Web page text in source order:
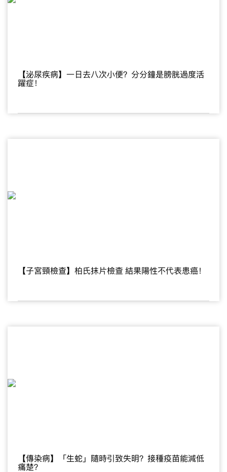
【泌尿疾病】一日去八次小便？分分鐘是膀胱過度活
躍症！
【子宮頸檢查】柏氏抹片檢查 結果陽性不代表患癌！
【傳染病】「生蛇」隨時引致失明？接種疫苗能減低
痛楚？